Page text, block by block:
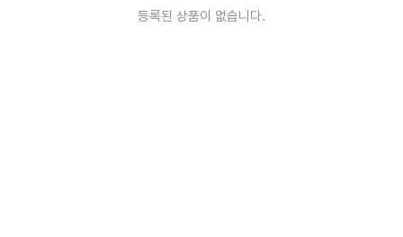
등록된 상품이 없습니다.